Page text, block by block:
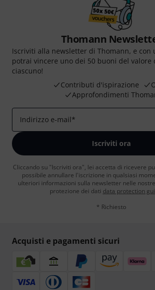
Thomann
Iscriviti alla newsletter di Thomann, e con
potrai vincere uno dei 50 buoni del valore
ciascuno!
Contributi d'ispirazione
Approfondimenti
Indirizzo e-mail*
Iscriviti ora
Cliccando su "Iscriviti ora", lei accetta di ricevere
possibile annullare l'iscrizione in qualsiasi
ulteriori informazioni sulla newsletter nelle
protezione dei dati data protection
* Richiesto
Acquisti e pagamenti sicuri